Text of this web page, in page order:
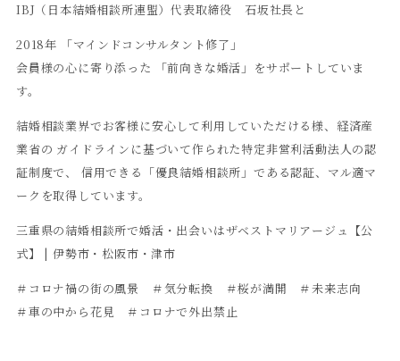
IBJ（日本結婚相談所連盟）代表取締役 石坂社長と
2018年 「マインドコンサルタント修了」
会員様の心に寄り添った 「前向きな婚活」をサポートしていま
す。
結婚相談業界でお客様に安心して利用していただける様、経済産
業省の ガイドラインに基づいて作られた特定非営利活動法人の認
証制度で、 信用できる「優良結婚相談所」である認証、マル適マ
ークを取得しています。
三重県の結婚相談所で婚活・出会いはザベストマリアージュ【公
式】 | 伊勢市・松阪市・津市
＃コロナ禍の街の風景 ＃気分転換 ＃桜が満開 ＃未来志向
＃車の中から花見 ＃コロナで外出禁止